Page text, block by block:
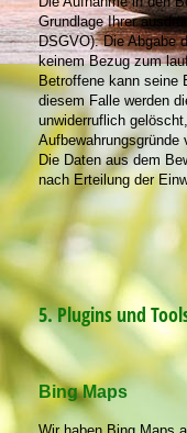
Grundlage Ihrer
DSGVO). Die Abgabe
keinem Bezug zum
Betroffene kann seine
diesem Falle werden
unwiderruflich
Aufbewahrungsgründe
Die Daten aus dem
nach Erteilung der
5. Plugins und
Bing Maps